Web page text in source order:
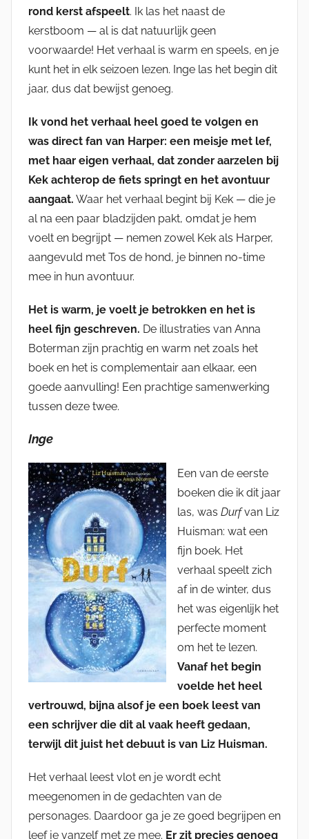
rond kerst afspeelt. Ik las het naast de
kerstboom — al is dat natuurlijk geen
voorwaarde! Het verhaal is warm en speels, en je
kunt het in elk seizoen lezen. Inge las het begin dit
jaar, dus dat bewijst genoeg.
Ik vond het verhaal heel goed te volgen en
was direct fan van Harper: een meisje met lef,
met haar eigen verhaal, dat zonder aarzelen bij
Kek achterop de fiets springt en het avontuur
aangaat. Waar het verhaal begint bij Kek — die je
al na een paar bladzijden pakt, omdat je hem
voelt en begrijpt — nemen zowel Kek als Harper,
aangevuld met Tos de hond, je binnen no-time
mee in hun avontuur.
Het is warm, je voelt je betrokken en het is
heel fijn geschreven. De illustraties van Anna
Boterman zijn prachtig en warm net zoals het
boek en het is complementair aan elkaar, een
goede aanvulling! Een prachtige samenwerking
tussen deze twee.
Inge
Een van de eerste
boeken die ik dit jaar
las, was Durfvan Liz
Huisman: wat een
fijn boek. Het
verhaal speelt zich
af in de winter, dus
het was eigenlijk het
perfecte moment
om het te lezen.
Vanaf het begin
voelde het heel
vertrouwd, bijna alsof je een boek leest van
een schrijver die dit al vaak heeft gedaan,
terwijl dit juist het debuut is van Liz Huisman.
Het verhaal leest vlot en je wordt echt
meegenomen in de gedachten van de
personages. Daardoor ga je ze goed begrijpen en
leef je vanzelf met ze mee. Er zit precies genoeg